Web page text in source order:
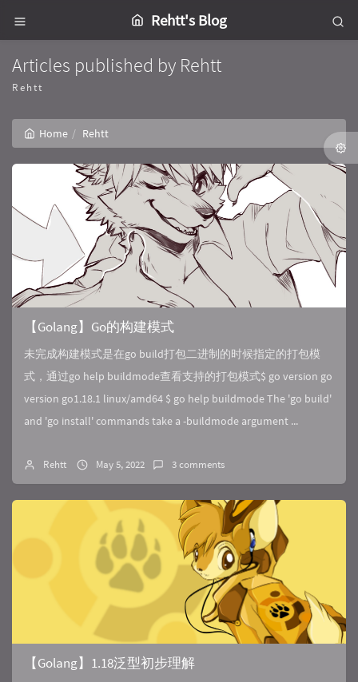
Rehtt's Blog
Articles published by Rehtt
Rehtt
Home Rehtt
【Golang】Go的构建模式
未完成构建模式是在go build打包二进制的时候指定的打包模
式，通过go help buildmode查看支持的打包模式$ go version go
version go1.18.1 linux/amd64 $ go help buildmode The 'go build'
and 'go install' commands take a -buildmode argument ...
Rehtt May 5, 2022 3 comments
【Golang】1.18泛型初步理解